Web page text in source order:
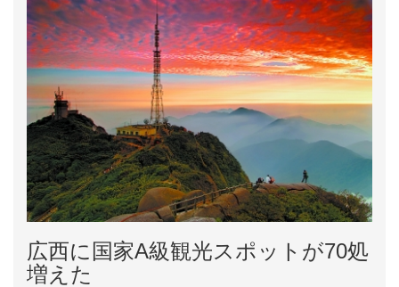
広西に国家A級観光スポットが70処
増えた